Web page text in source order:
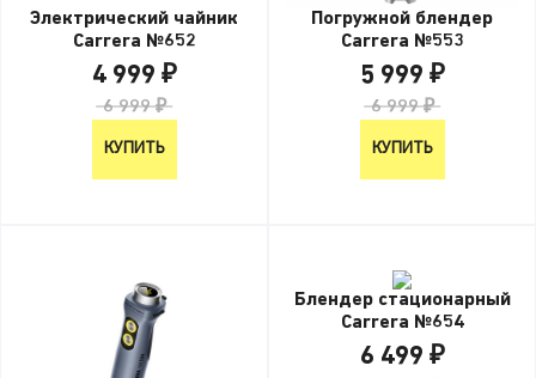
Электрический чайник
Carrera №652
4 999 ₽
6 999 ₽
КУПИТЬ
Погружной блендер
Carrera №553
5 999 ₽
6 999 ₽
КУПИТЬ
Блендер стационарный
Carrera №654
6 499 ₽